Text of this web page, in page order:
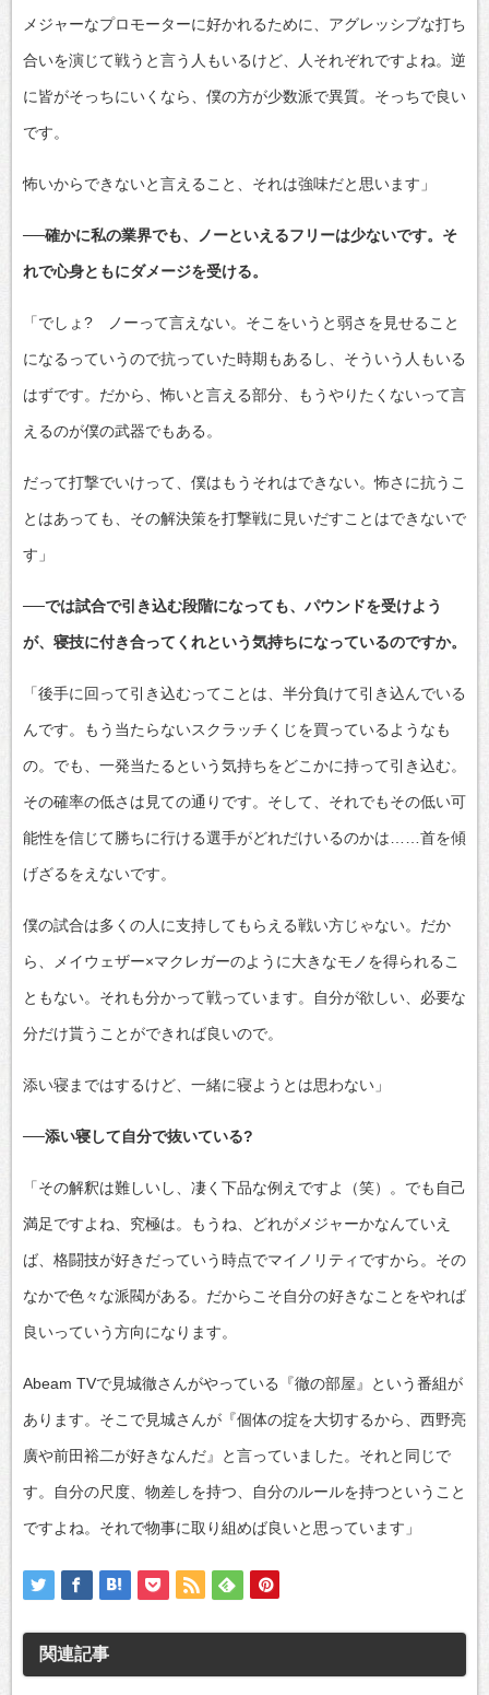
メジャーなプロモーターに好かれるために、アグレッシブな打ち
合いを演じて戦うと言う人もいるけど、人それぞれですよね。逆
に皆がそっちにいくなら、僕の方が少数派で異質。そっちで良い
です。
怖いからできないと言えること、それは強味だと思います」
──確かに私の業界でも、ノーといえるフリーは少ないです。そ
れで心身ともにダメージを受ける。
「でしょ? ノーって言えない。そこをいうと弱さを見せること
になるっていうので抗っていた時期もあるし、そういう人もいる
はずです。だから、怖いと言える部分、もうやりたくないって言
えるのが僕の武器でもある。
だって打撃でいけって、僕はもうそれはできない。怖さに抗うこ
とはあっても、その解決策を打撃戦に見いだすことはできないで
す」
──では試合で引き込む段階になっても、パウンドを受けよう
が、寝技に付き合ってくれという気持ちになっているのですか。
「後手に回って引き込むってことは、半分負けて引き込んでいる
んです。もう当たらないスクラッチくじを買っているようなも
の。でも、一発当たるという気持ちをどこかに持って引き込む。
その確率の低さは見ての通りです。そして、それでもその低い可
能性を信じて勝ちに行ける選手がどれだけいるのかは……首を傾
げざるをえないです。
僕の試合は多くの人に支持してもらえる戦い方じゃない。だか
ら、メイウェザー×マクレガーのように大きなモノを得られるこ
ともない。それも分かって戦っています。自分が欲しい、必要な
分だけ貰うことができれば良いので。
添い寝まではするけど、一緒に寝ようとは思わない」
──添い寝して自分で抜いている?
「その解釈は難しいし、凄く下品な例えですよ（笑）。でも自己
満足ですよね、究極は。もうね、どれがメジャーかなんていえ
ば、格闘技が好きだっていう時点でマイノリティですから。その
なかで色々な派閥がある。だからこそ自分の好きなことをやれば
良いっていう方向になります。
Abeam TVで見城徹さんがやっている『徹の部屋』という番組が
あります。そこで見城さんが『個体の掟を大切するから、西野亮
廣や前田裕二が好きなんだ』と言っていました。それと同じで
す。自分の尺度、物差しを持つ、自分のルールを持つということ
ですよね。それで物事に取り組めば良いと思っています」
関連記事